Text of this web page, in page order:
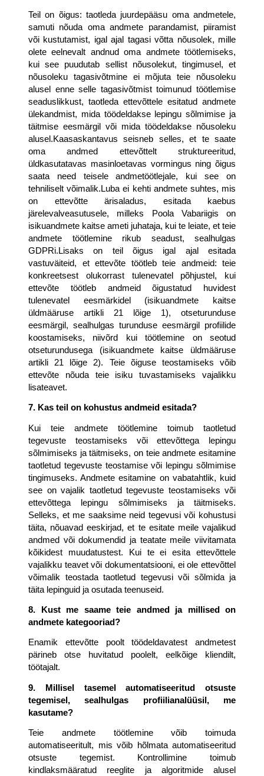
Teil on õigus: taotleda juurdepääsu oma andmetele,
samuti nõuda oma andmete parandamist, piiramist
või kustutamist, igal ajal tagasi võtta nõusolek, mille
olete eelnevalt andnud oma andmete töötlemiseks,
kui see puudutab sellist nõusolekut, tingimusel, et
nõusoleku tagasivõtmine ei mõjuta teie nõusoleku
alusel enne selle tagasivõtmist toimunud töötlemise
seaduslikkust, taotleda ettevõttele esitatud andmete
ülekandmist, mida töödeldakse lepingu sõlmimise ja
täitmise eesmärgil või mida töödeldakse nõusoleku
alusel.Kaasaskantavus seisneb selles, et te saate
oma andmed ettevõttelt struktureeritud,
üldkasutatavas masinloetavas vormingus ning õigus
saata need teisele andmetöötlejale, kui see on
tehniliselt võimalik.Luba ei kehti andmete suhtes, mis
on ettevõtte ärisaladus, esitada kaebus
järelevalveasutusele, milleks Poola Vabariigis on
isikuandmete kaitse ameti juhataja, kui te leiate, et teie
andmete töötlemine rikub seadust, sealhulgas
GDPRi.Lisaks on teil õigus igal ajal esitada
vastuväiteid, et ettevõte töötleb teie andmeid: teie
konkreetsest olukorrast tulenevatel põhjustel, kui
ettevõte töötleb andmeid õigustatud huvidest
tulenevatel eesmärkidel (isikuandmete kaitse
üldmääruse artikli 21 lõige 1), otseturunduse
eesmärgil, sealhulgas turunduse eesmärgil profiilide
koostamiseks, niivõrd kui töötlemine on seotud
otseturundusega (isikuandmete kaitse üldmääruse
artikli 21 lõige 2). Teie õiguse teostamiseks võib
ettevõte nõuda teie isiku tuvastamiseks vajalikku
lisateavet.
7. Kas teil on kohustus andmeid esitada?
Kui teie andmete töötlemine toimub taotletud
tegevuste teostamiseks või ettevõttega lepingu
sõlmimiseks ja täitmiseks, on teie andmete esitamine
taotletud tegevuste teostamise või lepingu sõlmimise
tingimuseks. Andmete esitamine on vabatahtlik, kuid
see on vajalik taotletud tegevuste teostamiseks või
ettevõttega lepingu sõlmimiseks ja täitmiseks.
Selleks, et me saaksime neid tegevusi või kohustusi
täita, nõuavad eeskirjad, et te esitate meile vajalikud
andmed või dokumendid ja teatate meile viivitamata
kõikidest muudatustest. Kui te ei esita ettevõttele
vajalikku teavet või dokumentatsiooni, ei ole ettevõttel
võimalik teostada taotletud tegevusi või sõlmida ja
täita lepinguid ja osutada teenuseid.
8. Kust me saame teie andmed ja millised on
andmete kategooriad?
Enamik ettevõtte poolt töödeldavatest andmetest
pärineb otse huvitatud poolelt, eelkõige kliendilt,
töötajalt.
9. Millisel tasemel automatiseeritud otsuste
tegemisel, sealhulgas profiilianalüüsil, me
kasutame?
Teie andmete töötlemine võib toimuda
automatiseeritult, mis võib hõlmata automatiseeritud
otsuste tegemist. Kontrollimine toimub
kindlaksmääratud reeglite ja algoritmide alusel